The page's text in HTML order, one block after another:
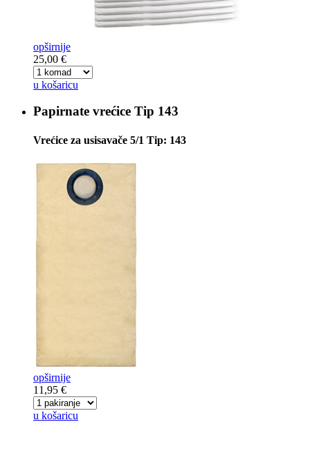
opširnije
25,00 €
u košaricu
Papirnate vrećice Tip 143
Vrećice za usisavače 5/1 Tip: 143
opširnije
11,95 €
u košaricu